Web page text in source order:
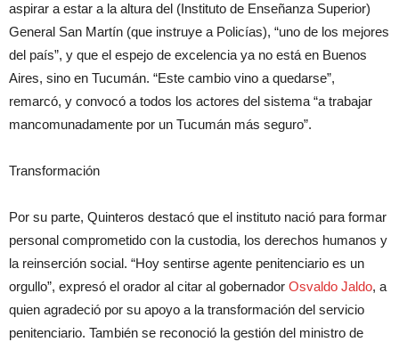
aspirar a estar a la altura del (Instituto de Enseñanza Superior)
General San Martín (que instruye a Policías), “uno de los mejores
del país”, y que el espejo de excelencia ya no está en Buenos
Aires, sino en Tucumán. “Este cambio vino a quedarse”,
remarcó, y convocó a todos los actores del sistema “a trabajar
mancomunadamente por un Tucumán más seguro”.
Transformación
Por su parte, Quinteros destacó que el instituto nació para formar
personal comprometido con la custodia, los derechos humanos y
la reinserción social. “Hoy sentirse agente penitenciario es un
orgullo”, expresó el orador al citar al gobernador Osvaldo Jaldo, a
quien agradeció por su apoyo a la transformación del servicio
penitenciario. También se reconoció la gestión del ministro de